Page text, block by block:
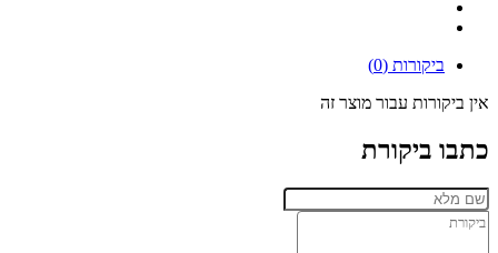
ביקורות (0)
אין ביקורות עבור מוצר זה
כתבו ביקורת